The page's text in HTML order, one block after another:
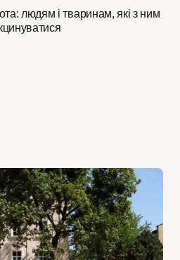
людям і тваринам, які з ним